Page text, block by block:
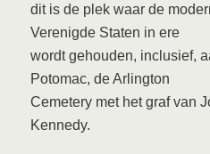
dit is de plek waar de
Verenigde Staten in ere
wordt gehouden, inclusief,
Potomac, de Arlington
Cemetery met het graf van
Kennedy.